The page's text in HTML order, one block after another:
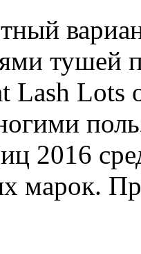
тушей
Lash Lots
2016
марок.